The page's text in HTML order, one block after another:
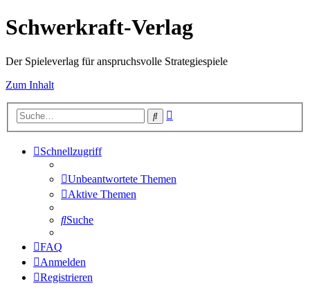
Schwerkraft-Verlag
Der Spieleverlag für anspruchsvolle Strategiespiele
Zum Inhalt
Suche
Schnellzugriff
Unbeantwortete Themen
Aktive Themen
Suche
FAQ
Anmelden
Registrieren